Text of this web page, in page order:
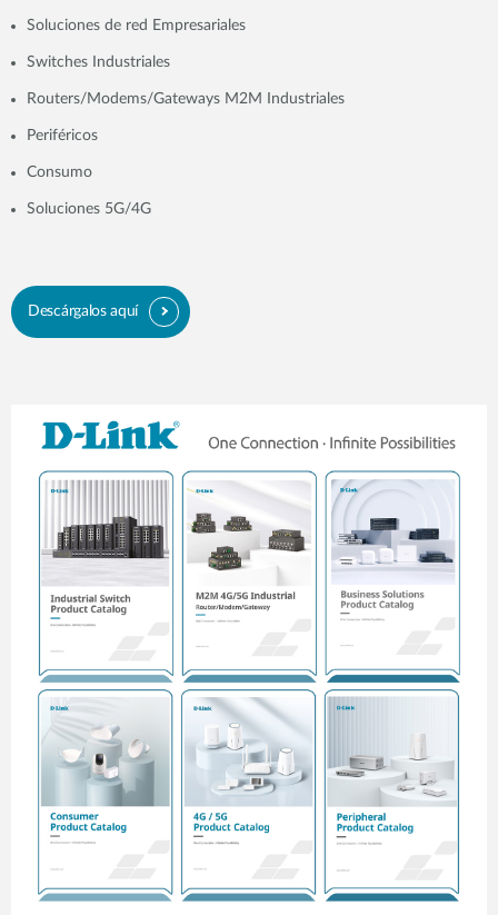
Soluciones de red Empresariales
Switches Industriales
Routers/Modems/Gateways M2M Industriales
Periféricos
Consumo
Soluciones 5G/4G
Descárgalos aquí